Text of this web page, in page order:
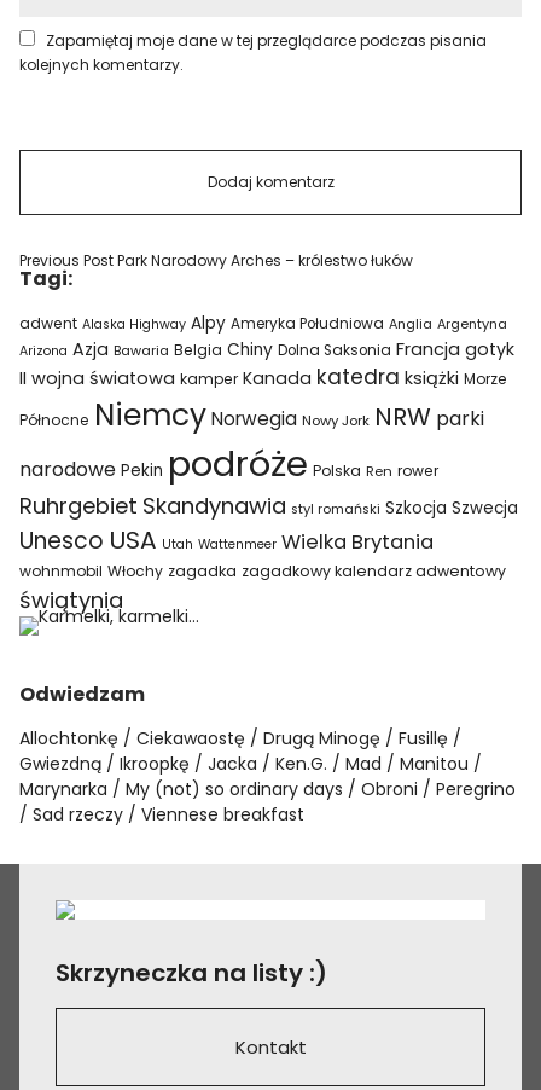
Zapamiętaj moje dane w tej przeglądarce podczas pisania
kolejnych komentarzy.
Previous PostPark Narodowy Arches – królestwo łuków
Tagi:
adwent Alaska Highway Alpy Ameryka Południowa Anglia Argentyna
Arizona Azja Bawaria Belgia Chiny Dolna Saksonia Francja gotyk
II wojna światowa kamper Kanada katedra książki Morze
Północne Niemcy Norwegia Nowy Jork NRW parki
narodowe Pekin podróże Polska Ren rower
Ruhrgebiet Skandynawia styl romański Szkocja Szwecja
Unesco USA Utah Wattenmeer Wielka Brytania
wohnmobil Włochy zagadka zagadkowy kalendarz adwentowy
świątynia
Odwiedzam
Allochtonkę Ciekawaostę Drugą Minogę
Fusillę
Gwiezdną
Ikroopkę Jacka Ken.G. Mad
Manitou
Marynarka
My (not) so ordinary days Obroni
Peregrino
Sad rzeczy
Viennese breakfast
Skrzyneczka na listy :)
Kontakt